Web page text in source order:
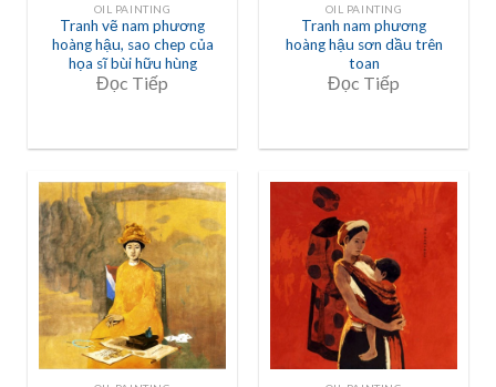
OIL PAINTING
Tranh vẽ nam phương
hoàng hậu, sao chep của
họa sĩ bùi hữu hùng
Đọc Tiếp
OIL PAINTING
Tranh nam phương
hoàng hậu sơn dầu trên
toan
Đọc Tiếp